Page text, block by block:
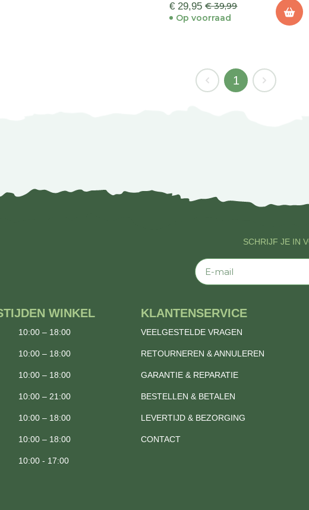
€ 29,95 € 39,99
Op voorraad
1
SCHRIJF JE IN
E-mail
WINKEL
10:00 – 18:00
10:00 – 18:00
10:00 – 18:00
10:00 – 21:00
10:00 – 18:00
10:00 – 18:00
10:00 - 17:00
KLANTENSERVICE
VEELGESTELDE VRAGEN
RETOURNEREN & ANNULEREN
GARANTIE & REPARATIE
BESTELLEN & BETALEN
LEVERTIJD & BEZORGING
CONTACT